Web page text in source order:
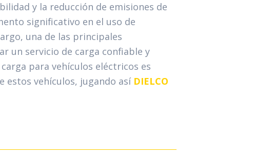
y la reducción de emisiones de
significativo en el uso de
una de las principales
un servicio de carga confiable y
para vehículos eléctricos es
estos vehículos, jugando así DIELCO